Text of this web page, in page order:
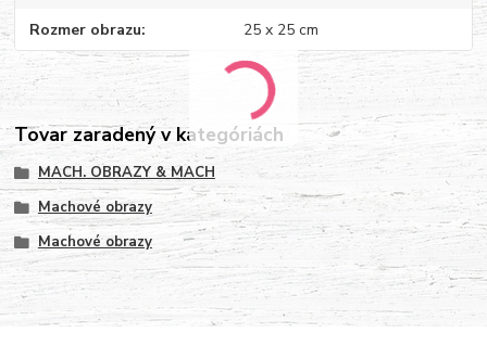
Rozmer obrazu 25 x 25 cm
Tovar zaradený v kategóriách
MACH. OBRAZY & MACH
Machové obrazy
Machové obrazy